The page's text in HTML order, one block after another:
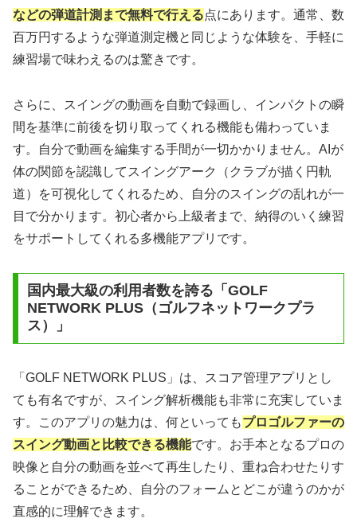
などの弾道計測まで無料で行える点にあります。通常、数
百万円するような弾道測定機と同じような体験を、手軽に
練習場で味わえるのは驚きです。
さらに、スイングの動画を自動で録画し、インパクトの瞬
間を基準に前後を切り取ってくれる機能も備わっていま
す。自分で動画を編集する手間が一切かかりません。AIが
体の関節を認識してスイングアーク（クラブが描く円軌
道）を可視化してくれるため、自分のスイングの乱れが一
目で分かります。初心者から上級者まで、納得のいく練習
をサポートしてくれる多機能アプリです。
国内最大級の利用者数を誇る「GOLF
NETWORK PLUS（ゴルフネットワークプラ
ス）」
「GOLF NETWORK PLUS」は、スコア管理アプリとし
ても有名ですが、スイング解析機能も非常に充実していま
す。このアプリの魅力は、何といってもプロゴルファーの
スイング動画と比較できる機能です。お手本となるプロの
映像と自分の動画を並べて再生したり、重ね合わせたりす
ることができるため、自分のフォームとどこが違うのかが
直感的に理解できます。